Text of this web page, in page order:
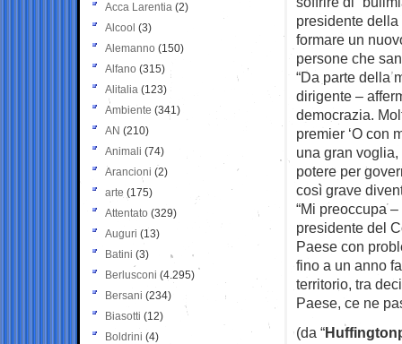
presidente
formare un
persone che
“Da parte della
dirigente –
democrazia.
premier ‘O con
una gran
potere per
così grave
“Mi preoccupa
presidente del
Paese con
fino a un anno
territorio, tra
Paese, ce ne
(da “
Acca Larentia (2)
Alcool (3)
Alemanno (150)
Alfano (315)
Alitalia (123)
Ambiente (341)
AN (210)
Animali (74)
Arancioni (2)
arte (175)
Attentato (329)
Auguri (13)
Batini (3)
Berlusconi (4.295)
Bersani (234)
Biasotti (12)
Boldrini (4)